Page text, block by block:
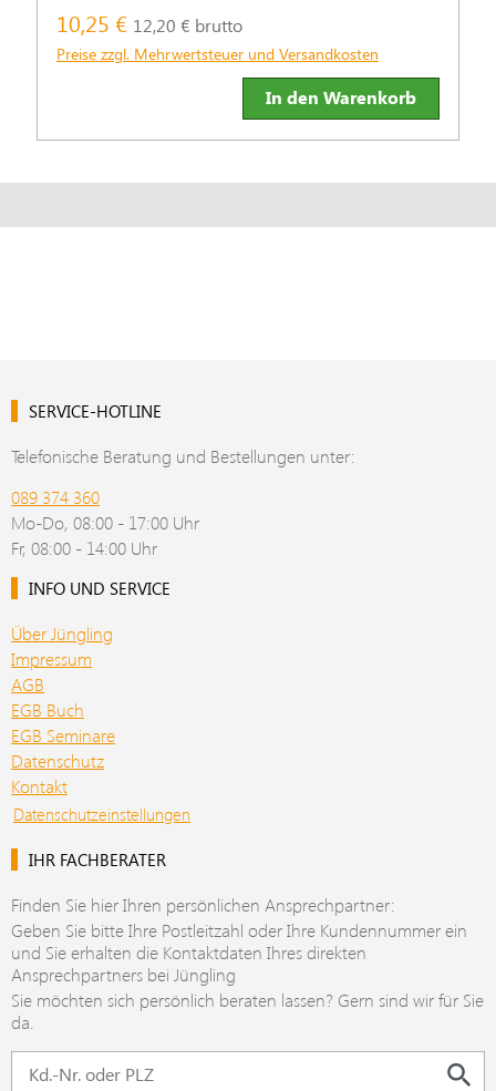
Regen, in staubiger Umgebung und auf feuchtem
Papier.
10,25 € 12,20 € brutto
Preise zzgl. Mehrwertsteuer und Versandkosten
In den Warenkorb
SERVICE-HOTLINE
Telefonische Beratung und Bestellungen unter:
089 374 360
Mo-Do, 08:00 - 17:00 Uhr
Fr, 08:00 - 14:00 Uhr
INFO UND SERVICE
Über Jüngling
Impressum
AGB
EGB Buch
EGB Seminare
Datenschutz
Kontakt
Datenschutzeinstellungen
IHR FACHBERATER
Finden Sie hier Ihren persönlichen Ansprechpartner:
Geben Sie bitte Ihre Postleitzahl oder Ihre Kundennummer ein
und Sie erhalten die Kontaktdaten Ihres direkten
Ansprechpartners bei Jüngling
Sie möchten sich persönlich beraten lassen? Gern sind wir für Sie
da.